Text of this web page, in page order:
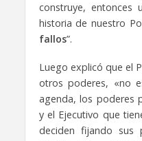
construye, entonces
historia de nuestro
fallos”.
Luego explicó que el
otros poderes, «no
agenda, los poderes
y el Ejecutivo que
deciden fijando sus